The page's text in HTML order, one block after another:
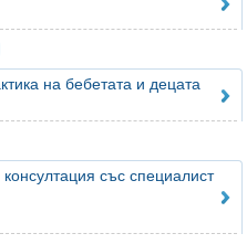
на бебетата и децата
със специалист